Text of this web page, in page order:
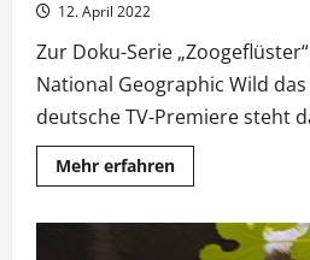
12. April 2022
Zur Doku-Serie
National Geographic Wild
deutsche TV-Premiere steht
Mehr erfahrenMehr
Informationen
Geographic
Wild